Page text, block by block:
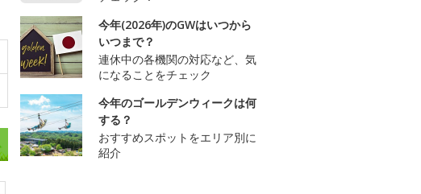
今年(2026年)のGWはいつから
いつまで？
連休中の各機関の対応など、気
になることをチェック
今年のゴールデンウィークは何
する？
おすすめスポットをエリア別に
紹介